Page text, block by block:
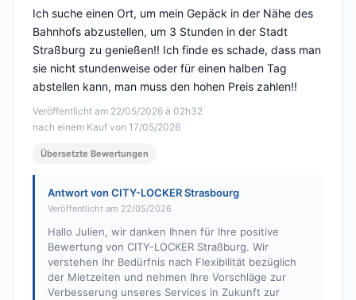
Veröffentlicht am 22/05/2026 à 02h32
nach einem Kauf von 17/05/2026
Ich suche einen Ort, um mein Gepäck in der Nähe des
Bahnhofs abzustellen, um 3 Stunden in der Stadt
Straßburg zu genießen!! Ich finde es schade, dass man
sie nicht stundenweise oder für einen halben Tag
abstellen kann, man muss den hohen Preis zahlen!!
Übersetzte Bewertungen
Antwort von CITY-LOCKER Strasbourg
Veröffentlicht am 22/05/2026
Hallo Julien, wir danken Ihnen für Ihre positive
Bewertung von CITY-LOCKER Straßburg. Wir
verstehen Ihr Bedürfnis nach Flexibilität bezüglich
der Mietzeiten und nehmen Ihre Vorschläge zur
Verbesserung unseres Services in Zukunft zur